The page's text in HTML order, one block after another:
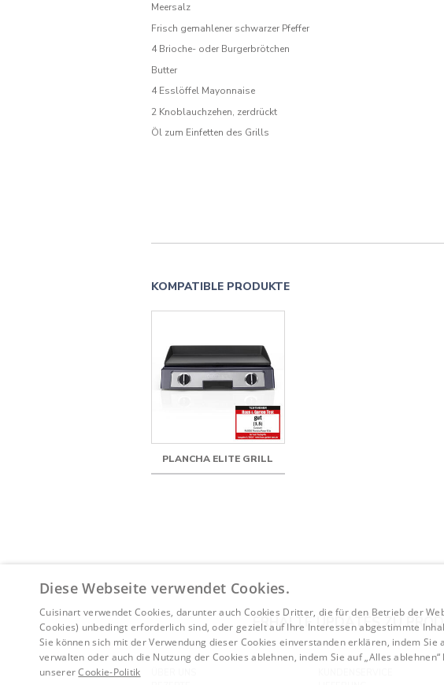
Meersalz
Frisch gemahlener schwarzer Pfeffer
4 Brioche- oder Burgerbrötchen
Butter
4 Esslöffel Mayonnaise
2 Knoblauchzehen, zerdrückt
Öl zum Einfetten des Grills
KOMPATIBLE PRODUKTE
PLANCHA ELITE GRILL
ERHALTE UPDATES ZU
Diese Webseite verwendet Cookies.
Cuisinart verwendet Cookies, darunter auch Cookies Dritter, die für den Betrieb der
Cookies) unbedingt erforderlich sind, oder gezielt auf Ihre Interessen abgestimmte
Sie können sich mit der Verwendung dieser Cookies einverstanden erklären, indem Sie
verwalten oder auch die Nutzung der Cookies ablehnen, indem Sie auf „Alles
unsererCookie-Politik